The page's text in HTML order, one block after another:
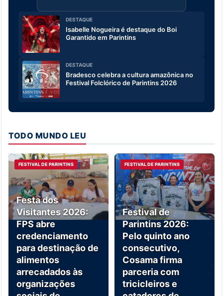
DESTAQUE
Isabelle Nogueira é destaque do Boi
Garantido em Parintins
DESTAQUE
Bradesco celebra a cultura amazônica no
Festival Folclórico de Parintins 2026
TODO MUNDO LEU
FESTIVAL DE PARINTINS
Festa dos
Visitantes 2026:
FPS abre
credenciamento
para destinação de
alimentos
arrecadados às
organizações
FESTIVAL DE PARINTINS
Festival de
Parintins 2026:
Pelo quinto ano
consecutivo,
Cosama firma
parceria com
tricicleiros e